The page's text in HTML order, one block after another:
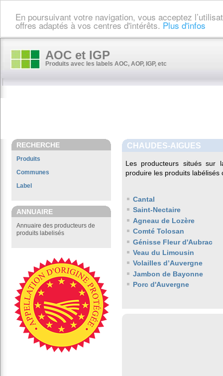
En poursuivant votre navigation, vous acceptez
offres adaptés à vos centres d'intérêts. Plus d'infos
AOC et IGP
Produits avec les labels AOC, AOP, IGP, etc
RECHERCHE
Produits
Communes
Label
ANNUAIRE
Annuaire des producteurs de
produits labelisés
CHAUDES-AIGUES
Les producteurs situés sur
produire les produits labélisés
Cantal
Saint-Nectaire
Agneau de Lozère
Comté Tolosan
Génisse Fleur d'Aubrac
Veau du Limousin
Volailles d’Auvergne
Jambon de Bayonne
Porc d'Auvergne